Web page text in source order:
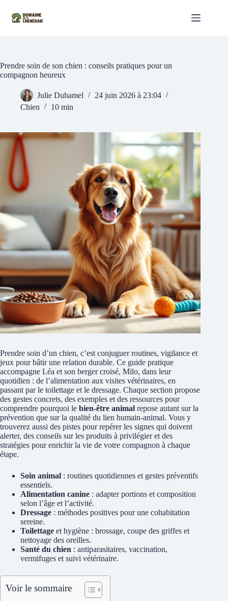
contenu
Prendre soin de son chien : conseils pratiques pour un
compagnon heureux
Julie Duhamel
24 juin 2026 à 23:04
Chien
10 min
Prendre soin d’un chien, c’est conjuguer routines, vigilance et
jeux pour bâtir une relation durable. Ce guide pratique
accompagne Léa et son berger croisé, Milo, dans leur
quotidien : de l’alimentation aux visites vétérinaires, en
passant par le toilettage et le dressage. Chaque section propose
des gestes concrets, des exemples et des ressources pour
comprendre pourquoi le bien-être animal repose autant sur la
prévention que sur la qualité du lien humain-animal. Vous y
trouverez aussi des pistes pour repérer les signes qui doivent
alerter, des conseils sur les produits à privilégier et des
stratégies pour enrichir la vie de votre compagnon à chaque
étape.
Soin animal : routines quotidiennes et gestes préventifs
essentiels.
Alimentation canine : adapter portions et composition
selon l’âge et l’activité.
Dressage : méthodes positives pour une cohabitation
sereine.
Toilettage et hygiène : brossage, coupe des griffes et
nettoyage des oreilles.
Santé du chien : antiparasitaires, vaccination,
vermifuges et suivi vétérinaire.
Voir le sommaire